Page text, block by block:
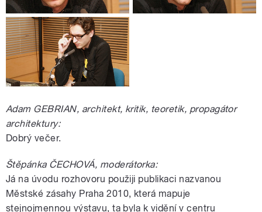
Adam GEBRIAN, architekt, kritik, teoretik, propagátor
architektury:
Dobrý večer.
Štěpánka ČECHOVÁ, moderátorka:
Já na úvodu rozhovoru použiji publikaci nazvanou
Městské zásahy Praha 2010, která mapuje
stejnojmennou výstavu, ta byla k vidění v centru